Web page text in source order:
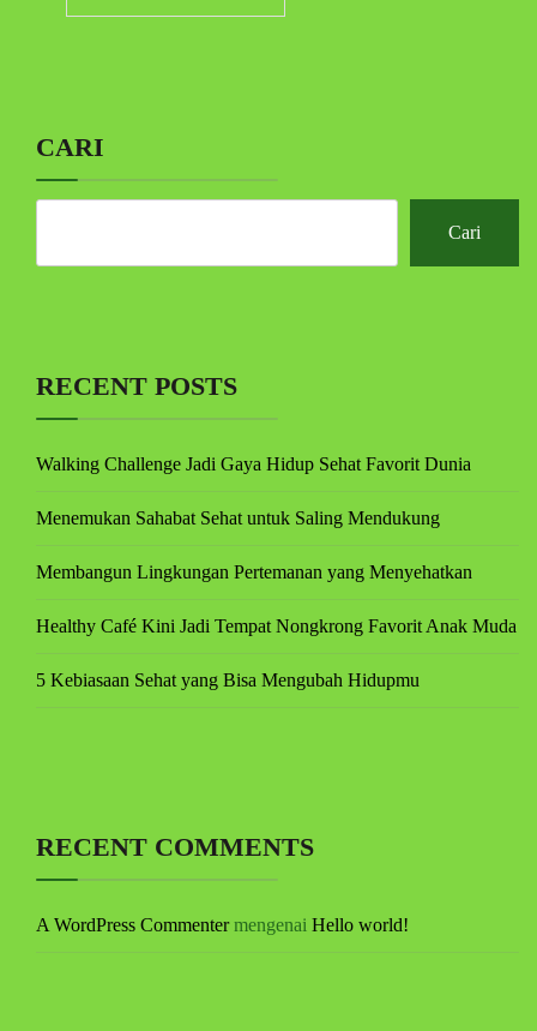
CARI
Cari
RECENT POSTS
Walking Challenge Jadi Gaya Hidup Sehat Favorit Dunia
Menemukan Sahabat Sehat untuk Saling Mendukung
Membangun Lingkungan Pertemanan yang Menyehatkan
Healthy Café Kini Jadi Tempat Nongkrong Favorit Anak Muda
5 Kebiasaan Sehat yang Bisa Mengubah Hidupmu
RECENT COMMENTS
A WordPress Commentermengenai Hello world!